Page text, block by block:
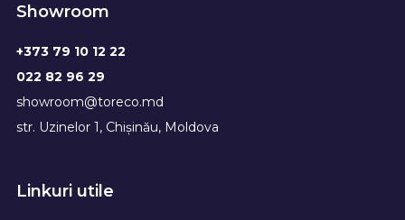
Showroom
+373 79 10 12 22
022 82 96 29
showroom@toreco.md
str. Uzinelor 1, Chișinău, Moldova
Linkuri utile